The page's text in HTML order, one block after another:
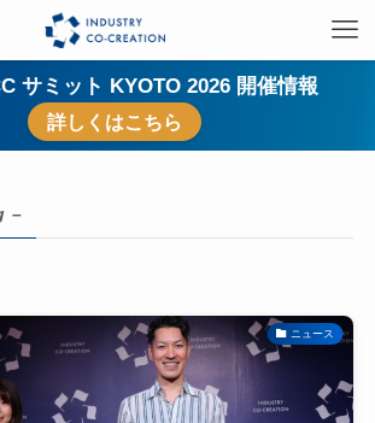
サミット KYOTO 2026 開催情報
詳しくはこちら
–
ニュース